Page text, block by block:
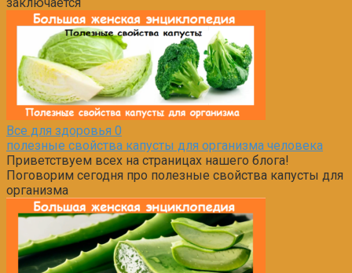
Все для здоровья 0
полезные свойства капусты для организма человека
Приветствуем всех на страницах нашего блога!
Поговорим сегодня про полезные свойства капусты для
организма